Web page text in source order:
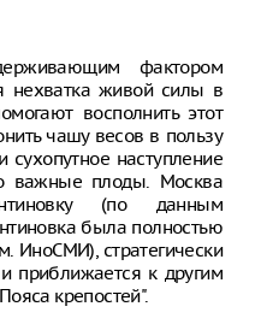
фактором
нехватка живой силы в
восполнить этот
чашу весов в пользу
наступление
важные плоды. Москва
(по данным
была полностью
ИноСМИ), стратегически
приближается к другим
крепостей".